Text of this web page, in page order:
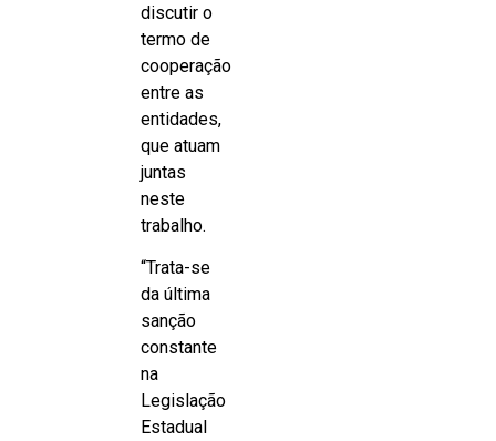
discutir o
termo de
cooperação
entre as
entidades,
que atuam
juntas
neste
trabalho.
“Trata-se
da última
sanção
constante
na
Legislação
Estadual